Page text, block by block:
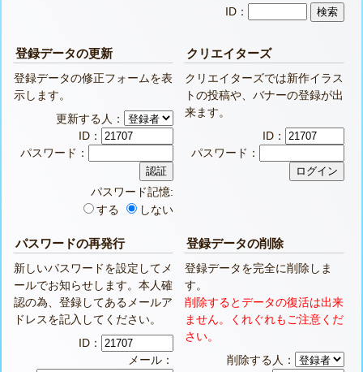
ID：
登録データの更新
登録データの修正フォームを表
示します。
更新する人：
ID：
パスワード：
パスワード記憶:
する
しない
クリエイターズ
クリエイターズでは新作イラス
トの投稿や、バナーの登録が出
来ます。
ID：
パスワード：
パスワードの再発行
新しいパスワードを設定してメ
ールでお知らせします。本人確
認の為、登録してあるメールア
ドレスを記入してください。
ID：
メール：
登録データの削除
登録データを完全に削除しま
す。
削除するとデータの復活は出来
ません。くれぐれもご注意くだ
さい。
削除する人：